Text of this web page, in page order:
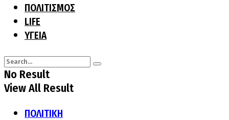
ΠΟΛΙΤΙΣΜΟΣ
LIFE
ΥΓΕΙΑ
No Result
View All Result
ΠΟΛΙΤΙΚΗ